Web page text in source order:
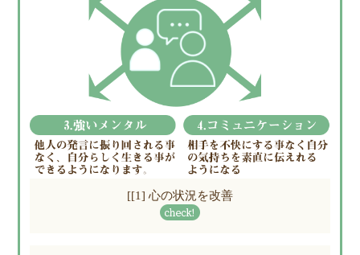
[[1] 心の状況を改善